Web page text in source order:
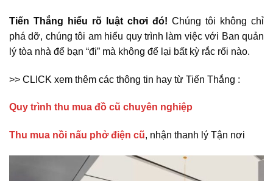
Tiến Thắng hiểu rõ luật chơi đó! Chúng tôi không chỉ
phá dỡ, chúng tôi am hiểu quy trình làm việc với Ban quản
lý tòa nhà để bạn “đi” mà không để lại bất kỳ rắc rối nào.
>> CLICK xem thêm các thông tin hay từ Tiến Thắng :
Quy trình thu mua đồ cũ chuyên nghiệp
Thu mua nồi nấu phở điện cũ, nhận thanh lý Tận nơi